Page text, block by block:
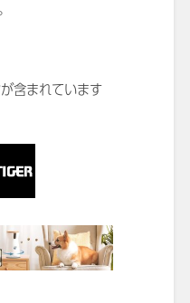
含まれています